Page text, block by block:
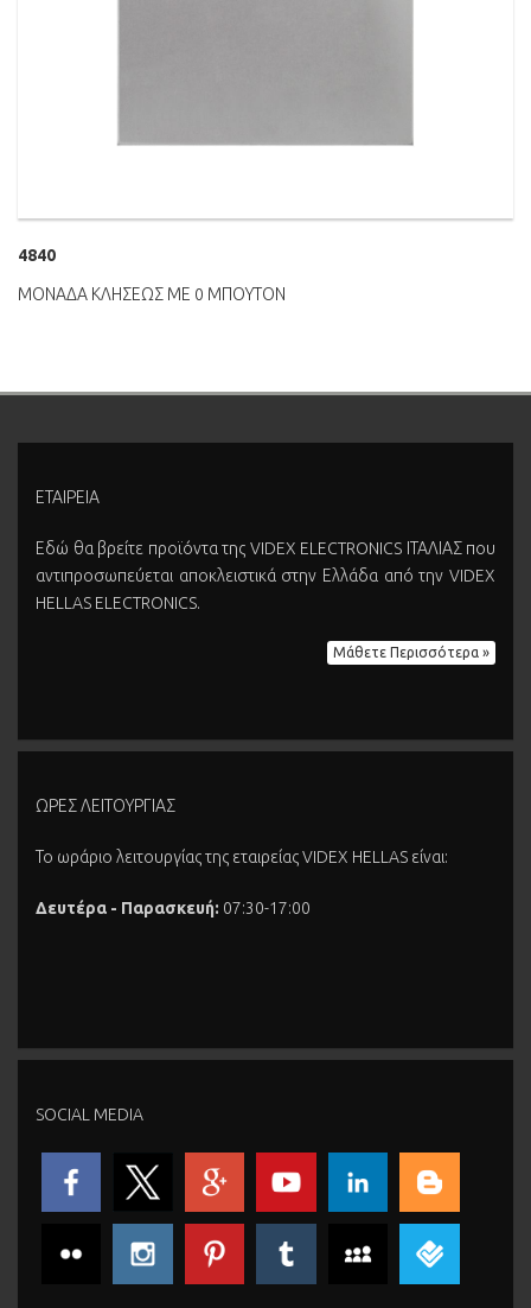
4840
ΜΟΝΑΔΑ ΚΛΗΣΕΩΣ ΜΕ 0 ΜΠΟΥΤΟΝ
ΕΤΑΙΡΕΙΑ
Εδώ θα βρείτε προϊόντα της VIDEX ELECTRONICS ΙΤΑΛΙΑΣ που
αντιπροσωπεύεται αποκλειστικά στην Ελλάδα από την VIDEX
HELLAS ELECTRONICS.
Μάθετε Περισσότερα »
ΩΡΕΣ ΛΕΙΤΟΥΡΓΙΑΣ
Το ωράριο λειτουργίας της εταιρείας VIDEX HELLAS είναι:
Δευτέρα - Παρασκευή: 07:30-17:00
SOCIAL MEDIA